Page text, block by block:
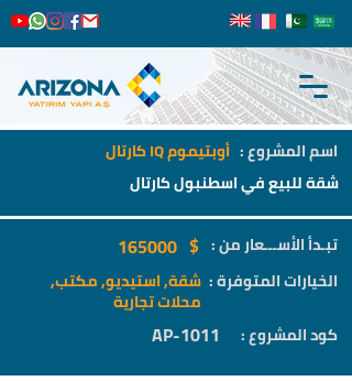
اسم المشروع :
شقة للبيع في اسطنبول كارتال
أوبتيموم IQ كارتال
تبـدأ الأســـعار من : 165000
الخيارات المتوفرة : شقة, استيديو, مكتب,
محلات تجارية
كود المشروع :
AP-1011
$